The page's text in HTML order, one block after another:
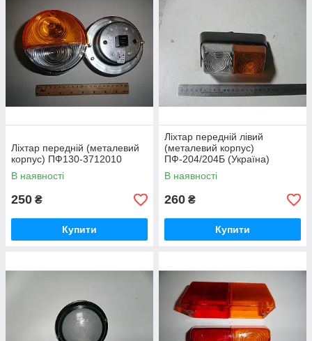
Ліхтар передній (металевий
корпус) ПФ130-3712010
В наявності
250 ₴
Купити
Ліхтар передній лівий
(металевий корпус)
ПФ-204/204Б (Україна)
В наявності
260 ₴
Купити